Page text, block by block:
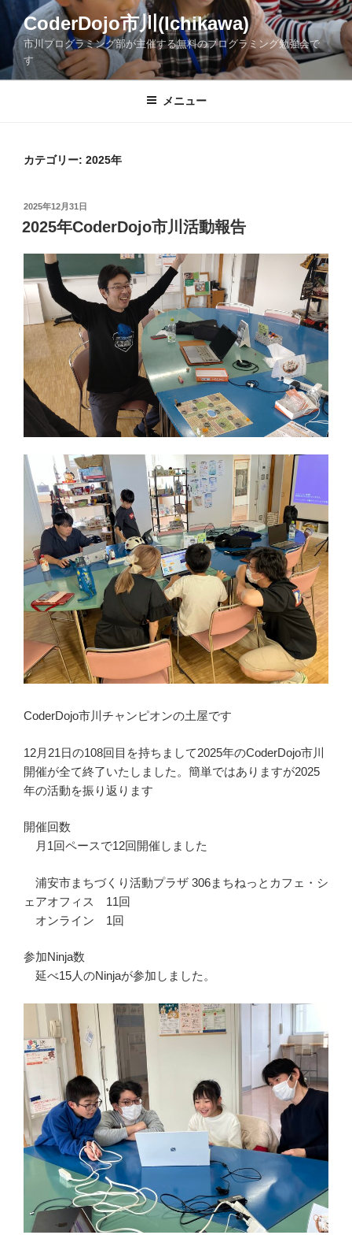
コ
ン
ツ
CoderDojo市川(Ichikawa)
市川プログラミング部が主催する無料のプログラミング勉強会で
す
メニュー
カテゴリー: 2025年
投
稿
日:
2025年12月31日
2025年CoderDojo市川活動報告
CoderDojo市川チャンピオンの土屋です
12月21日の108回目を持ちまして2025年のCoderDojo市川
開催が全て終了いたしました。簡単ではありますが2025
年の活動を振り返ります
開催回数
月1回ペースで12回開催しました
浦安市まちづくり活動プラザ 306まちねっとカフェ・シ
ェアオフィス 11回
オンライン 1回
参加Ninja数
延べ15人のNinjaが参加しました。